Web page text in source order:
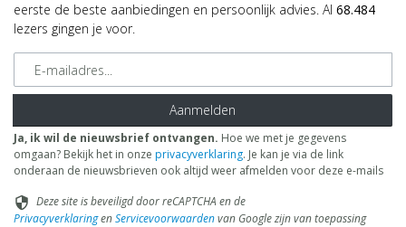
eerste de beste aanbiedingen en persoonlijk advies. Al 68.484
lezers gingen je voor.
E-mailadres
Aanmelden
Ja, ik wil de nieuwsbrief ontvangen. Hoe we met je gegevens
omgaan? Bekijk het in onze privacyverklaring. Je kan je via de link
onderaan de nieuwsbrieven ook altijd weer afmelden voor deze e-mails
security Deze site is beveiligd door reCAPTCHA en de
PrivacyverklaringenServicevoorwaardenvan Google zijn van toepassing